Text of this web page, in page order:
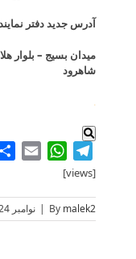
آدرس جدید دفتر
میدان بسیج – بلوار
شاهرود
.
Telegram
[views]
By malek2
| نوامبر 28th, 2024